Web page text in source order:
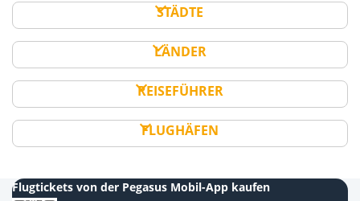
STÄDTE
LÄNDER
REISEFÜHRER
FLUGHÄFEN
Flugtickets von der Pegasus Mobil-App kaufen